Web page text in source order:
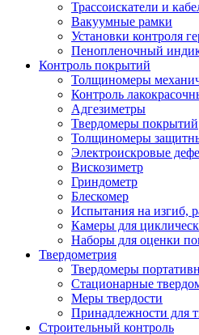
Трассоискатели и
Вакуумные рамки
Установки контроля
Пенопленочный
Контроль покрытий
Толщиномеры
Контроль
Адгезиметры
Твердомеры покрытий
Толщиномеры
Электроискровые
Вискозиметр
Гриндометр
Блескомер
Испытания на изгиб,
Камеры для
Наборы для оценки
Твердометрия
Твердомеры
Стационарные
Меры твердости
Принадлежности для
Строительный контроль